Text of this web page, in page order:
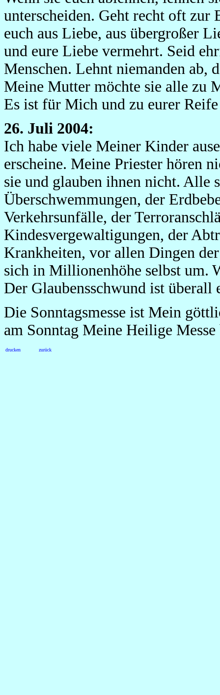
unterscheiden. Geht recht oft zur
euch aus Liebe, aus übergroßer
und eure Liebe vermehrt. Seid
Menschen. Lehnt niemanden ab,
Meine Mutter möchte sie alle zu
Es ist für Mich und zu eurer
26. Juli 2004:
Ich habe viele Meiner Kinder
erscheine. Meine Priester hören
sie und glauben ihnen nicht. Alle
Überschwemmungen, der
Verkehrsunfälle, der
Kindesvergewaltigungen, der
Krankheiten, vor allen Dingen
sich in Millionenhöhe selbst um.
Der Glaubensschwund ist überall
Die Sonntagsmesse ist Mein
am Sonntag Meine Heilige Messe
drucken zurück